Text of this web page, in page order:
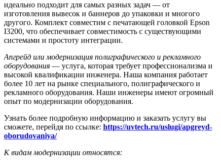
идеально подходит для самых разных задач — от
изготовления вывесок и баннеров до упаковки и многого
другого. Комплект совместим с печатающей головкой Epson
I3200, что обеспечивает совместимость с существующими
системами и простоту интеграции.
Апгрейд или модернизация полиграфического и рекламного
оборудования — услуга, которая требует профессионализма и
высокой квалификации инженера. Наша компания работает
более 10 лет на рынке специального, полиграфического и
рекламного оборудования. Наши инженеры имеют огромный
опыт по модернизации оборудования.
Узнать более подробную информацию и заказать услугу вы
сможете, перейдя по ссылке: https://uvtech.ru/uslugi/apgreyd-
oborudovaniya/
К видам модернизации относятся: